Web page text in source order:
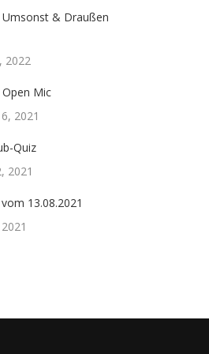
Umsonst & Draußen
2022
Open Mic
2021
Quiz
2021
13.08.2021